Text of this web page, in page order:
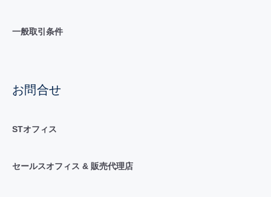
一般取引条件
お問合せ
STオフィス
セールスオフィス & 販売代理店